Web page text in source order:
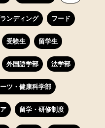
ンディング フード
受験生 留学生
外国語学部 法学部
ツ・健康科学部
留学・研修制度